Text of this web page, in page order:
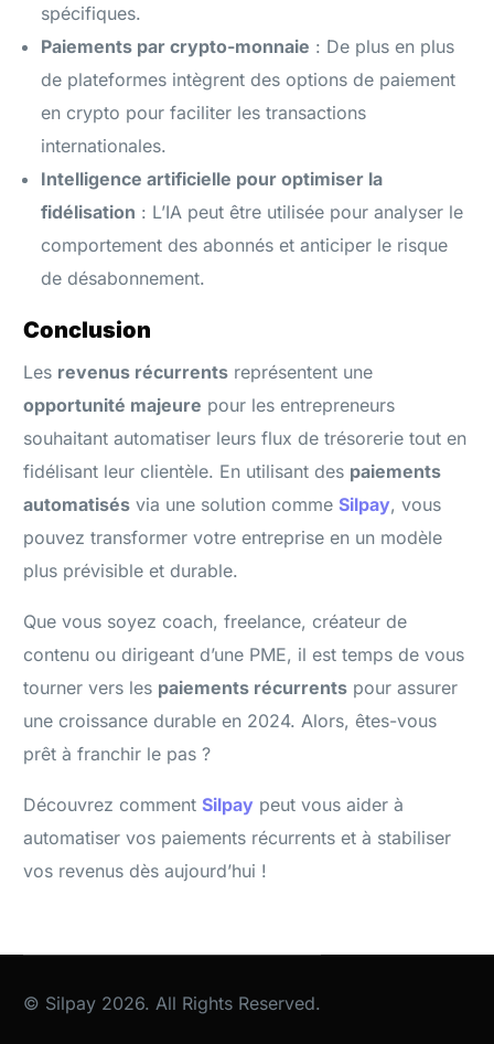
spécifiques.
Paiements par crypto-monnaie : De plus en plus
de plateformes intègrent des options de paiement
en crypto pour faciliter les transactions
internationales.
Intelligence artificielle pour optimiser la
fidélisation : L’IA peut être utilisée pour analyser le
comportement des abonnés et anticiper le risque
de désabonnement.
Conclusion
Les revenus récurrents représentent une
opportunité majeure pour les entrepreneurs
souhaitant automatiser leurs flux de trésorerie tout en
fidélisant leur clientèle. En utilisant des paiements
automatisés via une solution commeSilpay, vous
pouvez transformer votre entreprise en un modèle
plus prévisible et durable.
Que vous soyez coach, freelance, créateur de
contenu ou dirigeant d’une PME, il est temps de vous
tourner vers les paiements récurrents pour assurer
une croissance durable en 2024. Alors, êtes-vous
prêt à franchir le pas ?
Découvrez commentSilpay peut vous aider à
automatiser vos paiements récurrents et à stabiliser
vos revenus dès aujourd’hui !
© Silpay 2026. All Rights Reserved.
Commencer maintenant